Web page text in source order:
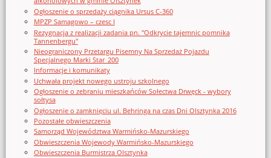
Ogłoszenie o sprzedaży ciągnika Ursus C-360
MPZP Samagowo – czesc I
Rezygnacja z realizacji zadania pn. "Odkrycie tajemnic pomnika
Tannenbergu"
Nieograniczony Przetargu Pisemny Na Sprzedaż Pojazdu
Specjalnego Marki Star_200
Informacje i komunikaty
Uchwała projekt nowego ustroju szkolnego
Ogłoszenie o zebraniu mieszkańców Sołectwa Drwęck - wybory
sołtysa
Ogłoszenie o zamknięciu ul. Behringa na czas Dni Olsztynka 2016
Pozostałe obwieszczenia
Samorząd Województwa Warmińsko-Mazurskiego
Obwieszczenia Wojewody Warmińsko-Mazurskiego
Obwieszczenia Burmistrza Olsztynka